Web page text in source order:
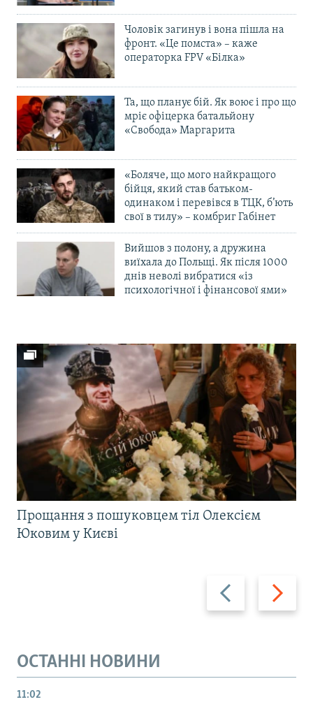
Чоловік загинув і вона пішла на
фронт. «Це помста» – каже
операторка FPV «Білка»
Та, що планує бій. Як воює і про що
мріє офіцерка батальйону
«Свобода» Маргарита
«Боляче, що мого найкращого
бійця, який став батьком-
одинаком і перевівся в ТЦК, б’ють
свої в тилу» – комбриг Габінет
Вийшов з полону, а дружина
виїхала до Польщі. Як після 1000
днів неволі вибратися «із
психологічної і фінансової ями»
Назад Вперед
Прощання з пошуковцем тіл Олексієм
Юковим у Києві
ОСТАННІ НОВИНИ
11:02